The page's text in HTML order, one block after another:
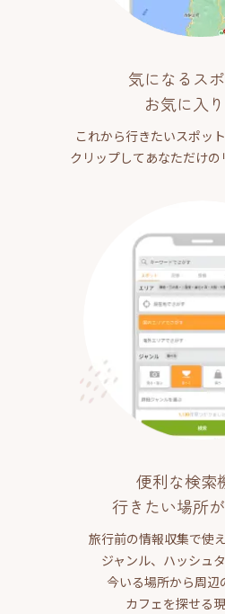
気になるス
お気に入
これから行きたいスポッ
クリップしてあなただけの
便利な検索
行きたい場所
旅行前の情報収集で使
ジャンル、ハッシュ
今いる場所から周辺
カフェを探せる